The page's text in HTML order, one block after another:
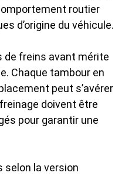
routier
d’origine du véhicule.
de freins avant mérite
Chaque tambour en
peut s’avérer
doivent être
pour garantir une
selon la version